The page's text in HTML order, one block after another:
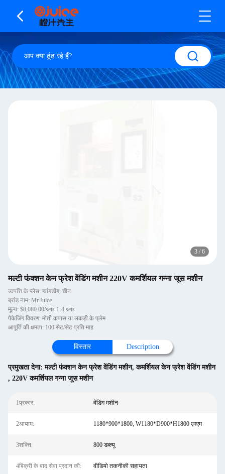
3 / 6
मल्टी फंक्शन केन फ्रेश वेंडिंग मशीन 220V कमर्शियल गन्ना जूस मशीन
उत्पत्ति के प्लेस: ग्वांगडोंग, चीन
ब्रांड नाम: Mr.Juice
मूल्य: $8,080.00/sets 1-4 sets
पैकेजिंग विवरण: मोती कपास या लकड़ी के फ्रेम
आपूर्ति की क्षमता: 100 सेट/सेट प्रति माह
विस्तार Description
प्रमुखता देना:मल्टी फंक्शन केन फ्रेश वेंडिंग मशीन,कमर्शियल केन फ्रेश वेंडिंग मशीन
, 220V कमर्शियल गन्ना जूस मशीन
1प्रकार: वेंडिंग मशीन
2आयाम: 1180*900*1800, W1180*D900*H1800 एमएम
3शक्ति: 800 डब्ल्यू
4बिक्री के बाद सेवा प्रदान की: वीडियो तकनीकी सहायता